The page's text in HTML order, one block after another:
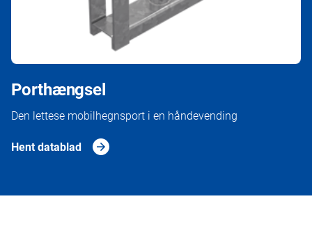
Porthængsel
Den lettese mobilhegnsport i en håndevending
Hent datablad